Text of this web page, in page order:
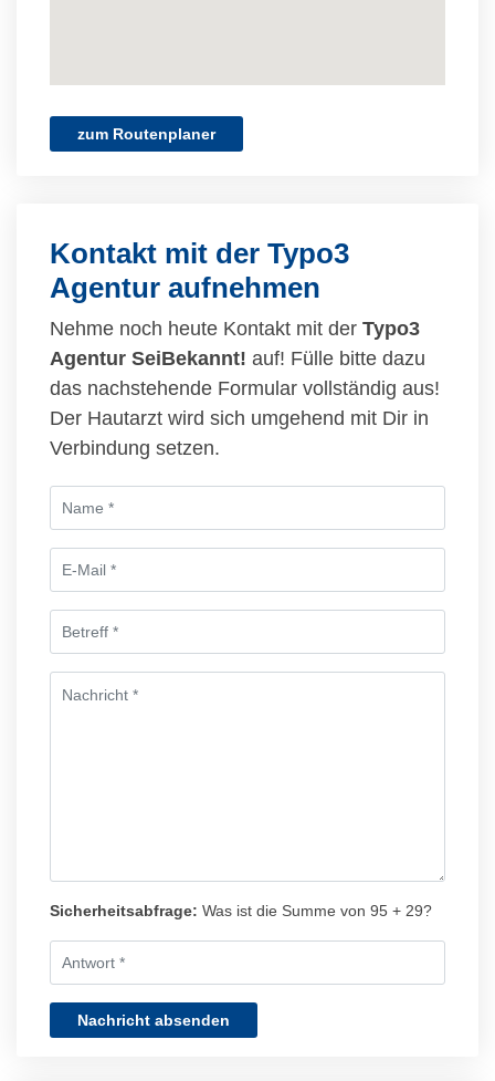
zum Routenplaner
Kontakt mit der Typo3
Agentur aufnehmen
Nehme noch heute Kontakt mit der Typo3
Agentur SeiBekannt! auf! Fülle bitte dazu
das nachstehende Formular vollständig aus!
Der Hautarzt wird sich umgehend mit Dir in
Verbindung setzen.
Sicherheitsabfrage: Was ist die Summe von 95 + 29?
Nachricht absenden